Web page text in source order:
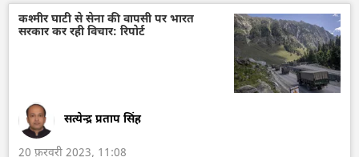
कश्मीर घाटी से सेना की वापसी पर भारत
सरकार कर रही विचार: रिपोर्ट
सत्येन्द्र प्रताप सिंह
20 फ़रवरी 2023, 11:08